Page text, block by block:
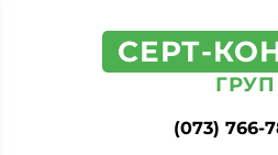
СЕРТ-
ГРУП
(073) 766-